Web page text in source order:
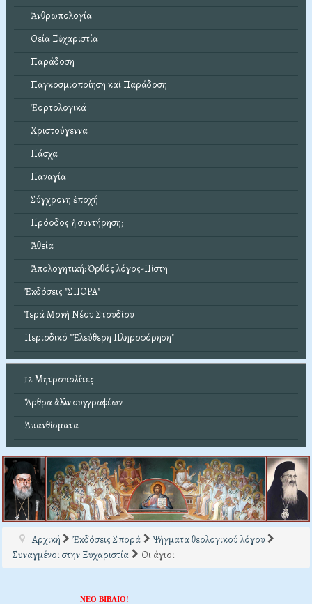
Ἀνθρωπολογία
Θεία Εὐχαριστία
Παράδοση
Παγκοσμιοποίηση καί Παράδοση
Ἑορτολογικά
Χριστούγεννα
Πάσχα
Παναγία
Σύγχρονη ἐποχή
Πρόοδος ἤ συντήρηση;
Ἀθεΐα
Ἀπολογητική: Ὀρθός λόγος-Πίστη
Ἐκδόσεις "ΣΠΟΡΑ"
Ἱερά Μονή Νέου Στουδίου
Περιοδικό "Ἐλεύθερη Πληροφόρηση"
12 Μητροπολίτες
Ἄρθρα ἄλλων συγγραφέων
Ἀπανθίσματα
Αρχική Ἐκδόσεις Σπορά
Ψήγματα θεολογικού λόγου
Συναγμένοι στην Ευχαριστία
Οι άγιοι
ΝΕΟ ΒΙΒΛΙΟ!